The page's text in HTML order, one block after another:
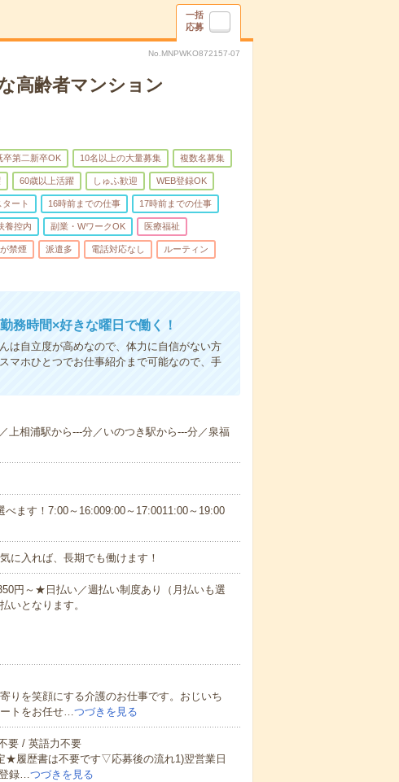
一括
応募
No.MNPWKO872157-07
高齢者マンション
卒第二新卒OK 10名以上の大量募集 複数名募集
60歳以上活躍 しゅふ歓迎 WEB登録OK
ート 16時前までの仕事 17時前までの仕事
養控内 副業・WワークOK 医療福祉
禁煙 派遣多 電話対応なし ルーティン
務時間×好きな曜日で働く！
は自立度が高めなので、体力に自信がない方
マホひとつでお仕事紹介まで可能なので、手
上相浦駅から---分／いのつき駅から---分／泉福
ます！7:00～16:009:00～17:0011:00～19:00
入れば、長期でも働けます！
円～★日払い／週払い制度あり（月払いも選
いとなります。
りを笑顔にする介護のお仕事です。おじいち
トをお任せ…つづきを見る
要 / 英語力不要
履歴書は不要です▽応募後の流れ1)翌営業日
録…つづきを見る